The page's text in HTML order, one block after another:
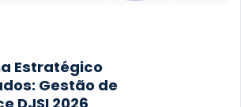
Estratégico
Gestão de